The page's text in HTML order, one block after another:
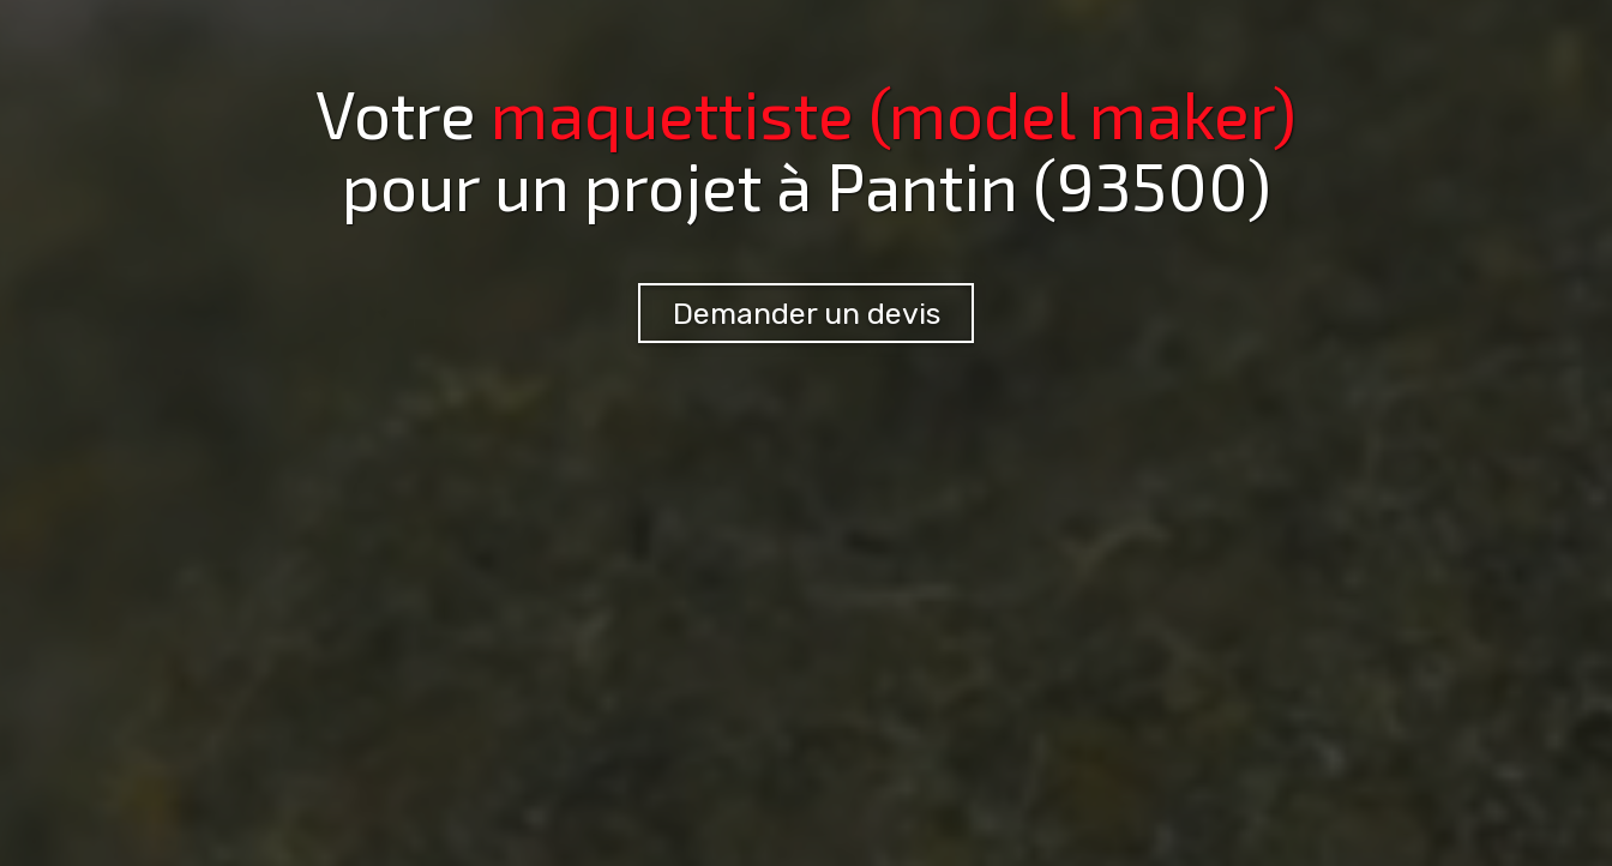
Votre maquettiste (model maker)
pour un projet à Pantin (93500)
Demander un devis